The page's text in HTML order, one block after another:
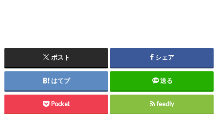
ポスト シェア
はてブ 送る
Pocket feedly